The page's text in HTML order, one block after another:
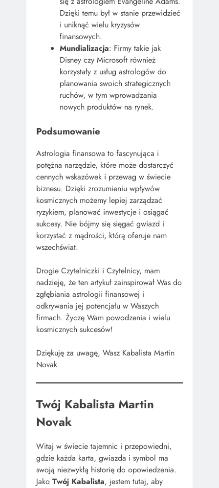
Dzięki temu był w stanie przewidzieć
i uniknąć wielu kryzysów
finansowych.
Mundializacja: Firmy takie jak
Disney czy Microsoft również
korzystały z usług astrologów do
planowania swoich strategicznych
ruchów, w tym wprowadzania
nowych produktów na rynek.
Podsumowanie
Astrologia finansowa to fascynująca i
potężna narzędzie, które może dostarczyć
cennych wskazówek i przewag w świecie
biznesu. Dzięki zrozumieniu wpływów
kosmicznych możemy lepiej zarządzać
ryzykiem, planować inwestycje i osiągać
sukcesy. Nie bójmy się sięgać gwiazd i
korzystać z mądrości, którą oferuje nam
wszechświat.
Drogie Czytelniczki i Czytelnicy, mam
nadzieję, że ten artykuł zainspirował Was do
zgłębiania astrologii finansowej i
odkrywania jej potencjału w Waszych
firmach. Życzę Wam powodzenia i wielu
kosmicznych sukcesów!
Dziękuję za uwagę, Wasz Kabalista Martin
Novak
Twój Kabalista Martin
Novak
Witaj w świecie tajemnic i przepowiedni,
gdzie każda karta, gwiazda i symbol ma
swoją niezwykłą historię do opowiedzenia.
Jako Twój Kabalista, jestem tutaj, aby